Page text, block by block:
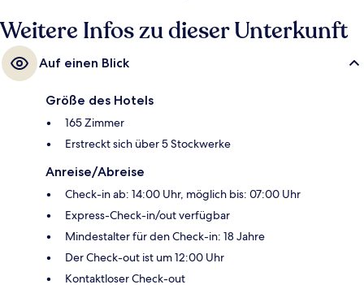
Weitere Infos zu dieser Unterkunft
Auf einen Blick
Größe des Hotels
165 Zimmer
Erstreckt sich über 5 Stockwerke
Anreise/Abreise
Check-in ab: 14:00 Uhr, möglich bis: 07:00 Uhr
Express-Check-in/out verfügbar
Mindestalter für den Check-in: 18 Jahre
Der Check-out ist um 12:00 Uhr
Kontaktloser Check-out